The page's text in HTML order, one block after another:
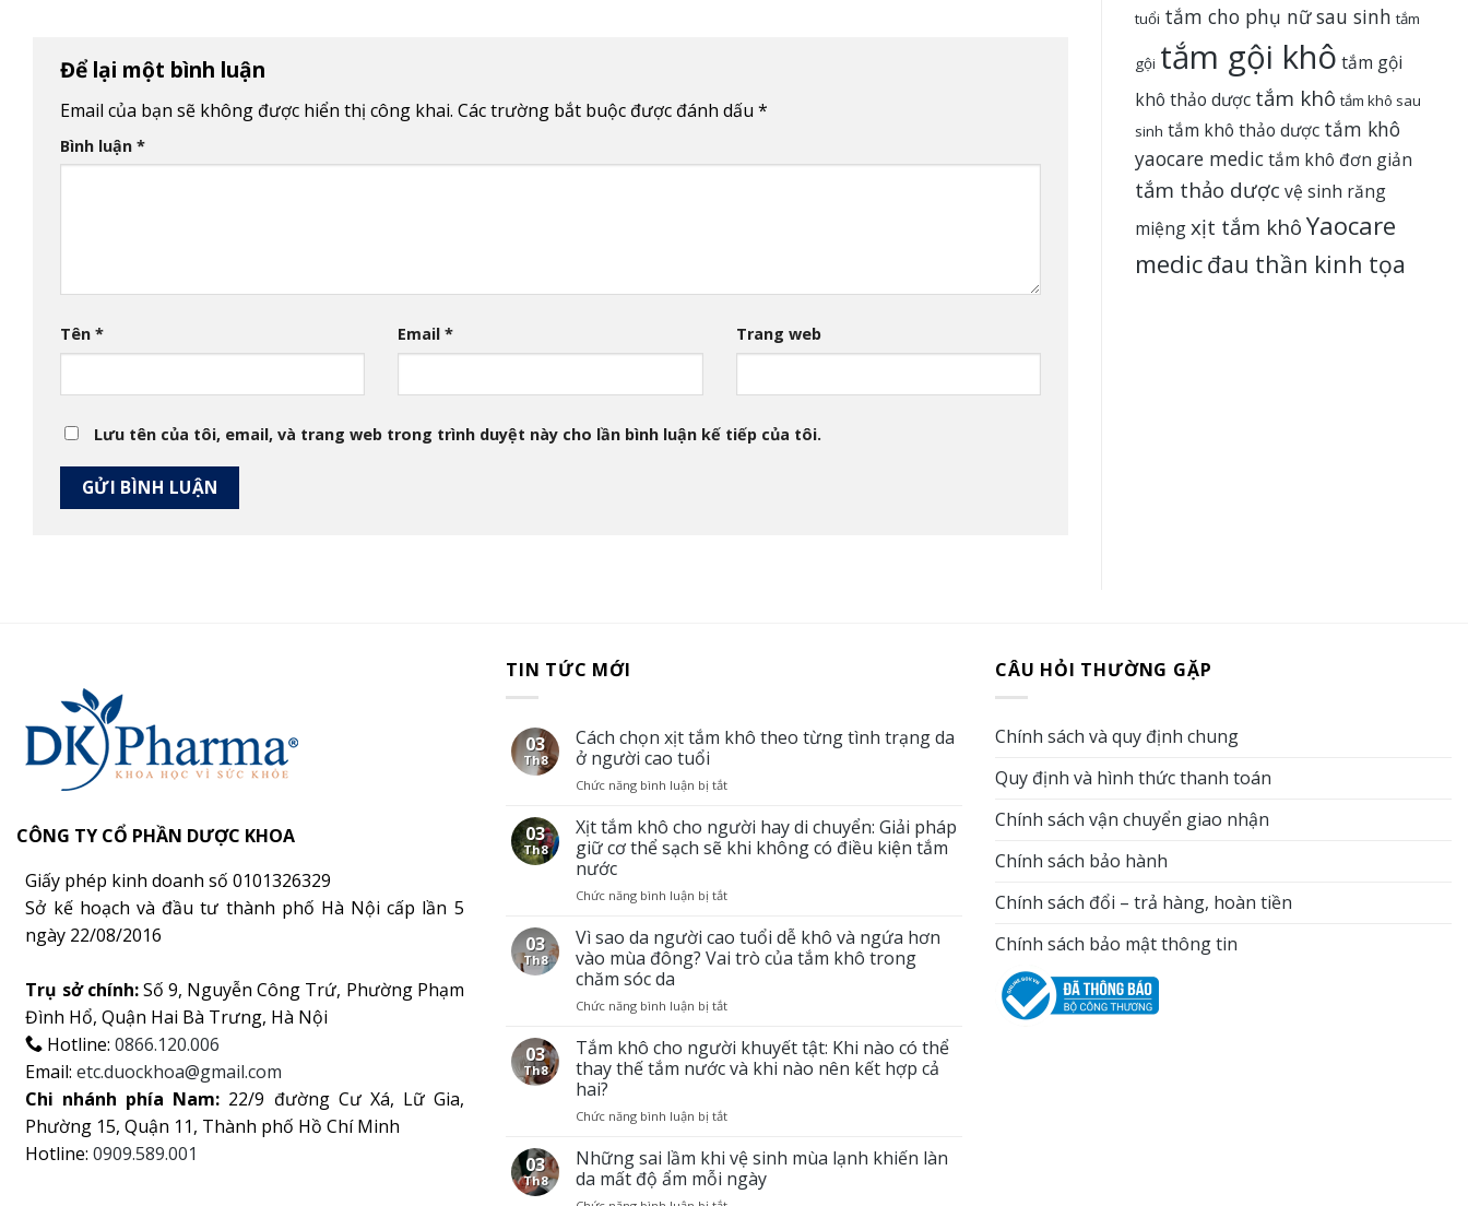
Để lại một bình luận
Email của bạn sẽ không được hiển thị công khai. Các trường bắt buộc được đánh dấu *
Bình luận *
Tên * Email* Trang web
Lưu tên của tôi, email, và trang web trong trình duyệt này cho lần bình luận kế tiếp của tôi.
tuổi tắm cho phụ nữ sau sinh tắm
gội tắm gội khô tắm gội
khô thảo dược tắm khô tắm khô sau
sinh tắm khô thảo dược tắm khô
yaocare medictắm khô đơn giản
tắm thảo dược vệ sinh răng
miệngxịt tắm khôYaocare
medicđau thần kinh tọa
CÔNG TY CỔ PHẦN DƯỢC KHOA
Giấy phép kinh doanh số 0101326329
Sở kế hoạch và đầu tư thành phố Hà Nội cấp lần 5
ngày 22/08/2016
Trụ sở chính:Số 9, Nguyễn Công Trứ, Phường Phạm
Đình Hổ, Quận Hai Bà Trưng, Hà Nội
Hotline:0866.120.006
Email:etc.duockhoa@gmail.com
Chi nhánh phía Nam: 22/9 đường Cư Xá, Lữ Gia,
Phường 15, Quận 11, Thành phố Hồ Chí Minh
Hotline:0909.589.001
TIN TỨC MỚI
03
Th8
Cách chọn xịt tắm khô theo từng tình trạng da
ở người cao tuổi
Chức năng bình luận bị tắt
chọn
xịt
tắm
tình
trạng
tuổi
03
Th8
Xịt tắm khô cho người hay di chuyển: Giải pháp
giữ cơ thể sạch sẽ khi không có điều kiện tắm
nước
Chức năng bình luận bị tắt
tắm
khô
cho
chuyển:
Giải
sạch
sẽ
khi
03
Th8
Vì sao da người cao tuổi dễ khô và ngứa hơn
vào mùa đông? Vai trò của tắm khô trong
chăm sóc da
Chức năng bình luận bị tắt
sao
da
người
khô
và
ngứa
03
Th8
Tắm khô cho người khuyết tật: Khi nào có thể
thay thế tắm nước và khi nào nên kết hợp cả
hai?
Chức năng bình luận bị tắt
khô
cho
người
03
Th8
Những sai lầm khi vệ sinh mùa lạnh khiến làn
da mất độ ẩm mỗi ngày
CÂU HỎI THƯỜNG GẶP
Chính sách và quy định chung
Quy định và hình thức thanh toán
Chính sách vận chuyển giao nhận
Chính sách bảo hành
Chính sách đổi – trả hàng, hoàn tiền
Chính sách bảo mật thông tin